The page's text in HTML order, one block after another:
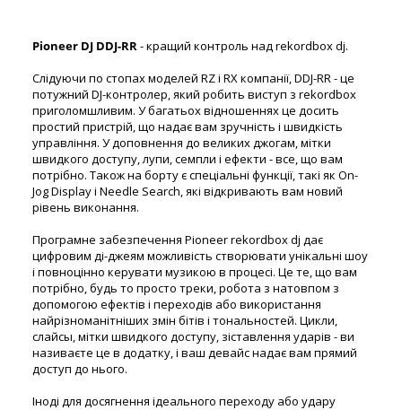
Pioneer DJ DDJ-RR- кращий контроль над rekordbox dj.
Слідуючи по стопах моделей RZ і RX компанії, DDJ-RR - це
потужний DJ-контролер, який робить виступ з rekordbox
приголомшливим. У багатьох відношеннях це досить
простий пристрій, що надає вам зручність і швидкість
управління. У доповнення до великих джогам, мітки
швидкого доступу, лупи, семпли і ефекти - все, що вам
потрібно. Також на борту є спеціальні функції, такі як On-
Jog Display і Needle Search, які відкривають вам новий
рівень виконання.
Програмне забезпечення Pioneer rekordbox dj дає
цифровим ді-джеям можливість створювати унікальні шоу
і повноцінно керувати музикою в процесі. Це те, що вам
потрібно, будь то просто треки, робота з натовпом з
допомогою ефектів і переходів або використання
найрізноманітніших змін бітів і тональностей. Цикли,
слайсы, мітки швидкого доступу, зіставлення ударів - ви
називаєте це в додатку, і ваш девайс надає вам прямий
доступ до нього.
Іноді для досягнення ідеального переходу або удару